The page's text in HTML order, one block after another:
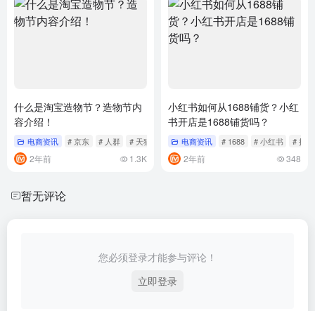
什么是淘宝造物节？造物节内
容介绍！
电商资讯 # 京东 # 人群 # 天猫
2年前 1.3K
小红书如何从1688铺货？小红
书开店是1688铺货吗？
电商资讯 # 1688 # 小红书 # 指南
2年前 348
暂无评论
您必须登录才能参与评论！
立即登录